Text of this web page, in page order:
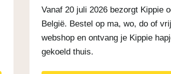
Vanaf 20 juli 2026 bezorgt Kippie
België. Bestel op ma, wo, do of
webshop en ontvang je Kippie
gekoeld thuis.